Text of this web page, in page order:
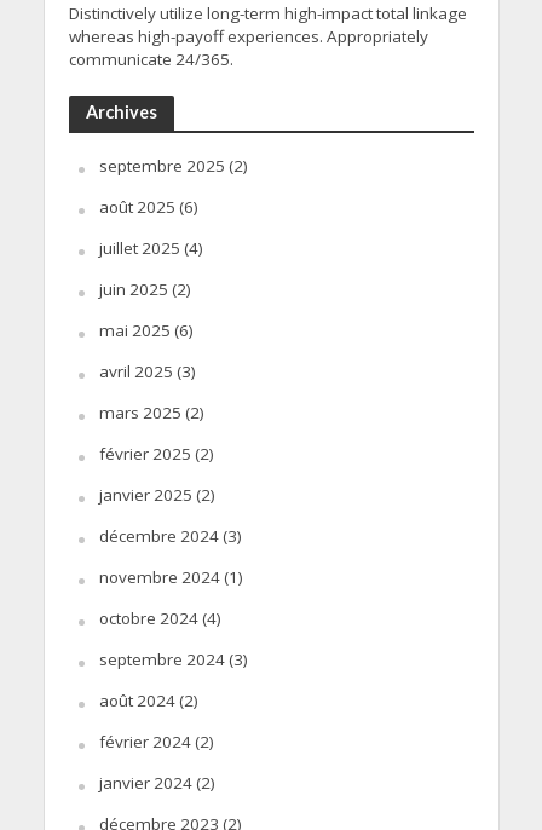
Distinctively utilize long-term high-impact total linkage
whereas high-payoff experiences. Appropriately
communicate 24/365.
Archives
septembre 2025 (2)
août 2025 (6)
juillet 2025 (4)
juin 2025 (2)
mai 2025 (6)
avril 2025 (3)
mars 2025 (2)
février 2025 (2)
janvier 2025 (2)
décembre 2024(3)
novembre 2024(1)
octobre 2024(4)
septembre 2024(3)
août 2024(2)
février 2024(2)
janvier 2024(2)
décembre 2023 (2)